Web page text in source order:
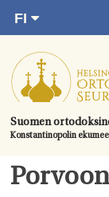
suoraan
sisältöön.
Suomen
Konstantinopolin
FI
SV
EN
UA
Etusivu
Juhlat &
Kirkot